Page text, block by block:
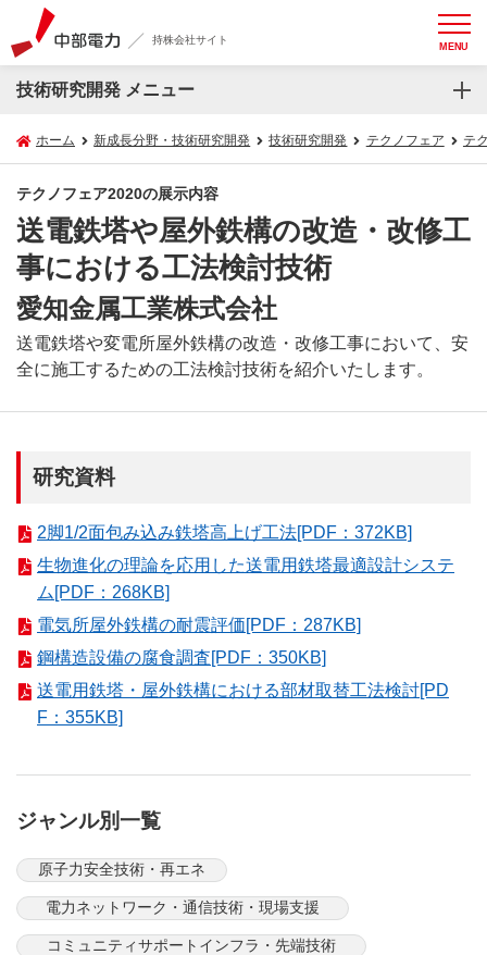
持株会社サイト MENU
技術研究開発 メニュー
ホーム 新成長分野・技術研究開発 技術研究開発 テクノフェア テ
テクノフェア2020の展示内容
送電鉄塔や屋外鉄構の改造・改修工
事における工法検討技術
愛知金属工業株式会社
送電鉄塔や変電所屋外鉄構の改造・改修工事において、安
全に施工するための工法検討技術を紹介いたします。
研究資料
2脚1/2面包み込み鉄塔高上げ工法[PDF：372KB]
生物進化の理論を応用した送電用鉄塔最適設計システ
ム[PDF：268KB]
電気所屋外鉄構の耐震評価[PDF：287KB]
鋼構造設備の腐食調査[PDF：350KB]
送電用鉄塔・屋外鉄構における部材取替工法検討[PD
F：355KB]
ジャンル別一覧
原子力安全技術・再エネ
電力ネットワーク・通信技術・現場支援
コミュニティサポートインフラ・先端技術